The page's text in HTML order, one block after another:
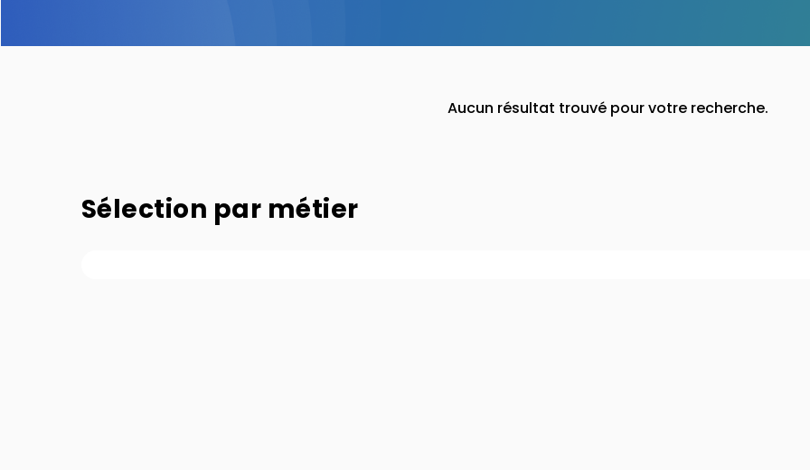
Aucun résultat trouvé pour votre recherche.
Sélection par métier